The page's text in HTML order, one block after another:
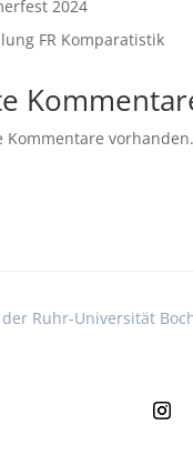
2024
FR Komparatistik
Kommentare vorhanden.
der Ruhr-Universität